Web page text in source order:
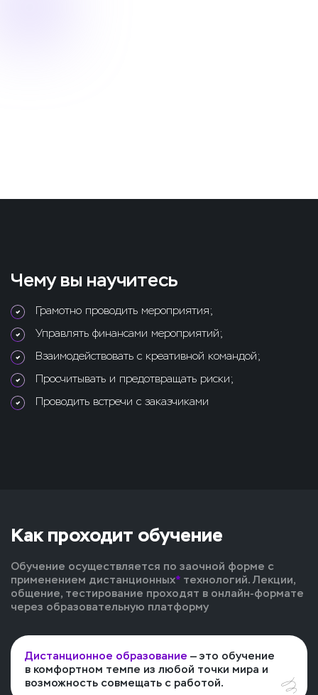
Чему вы научитесь
Грамотно проводить мероприятия;
Управлять финансами мероприятий;
Взаимодействовать с креативной командой;
Просчитывать и предотвращать риски;
Проводить встречи с заказчиками
Как проходит обучение
Обучение осуществляется по заочной форме с
применением дистанционных* технологий. Лекции,
общение, тестирование проходят в онлайн-формате
через образовательную платформу
Дистанционное образование — это обучение
в комфортном темпе из любой точки мира и
возможность совмещать с работой.